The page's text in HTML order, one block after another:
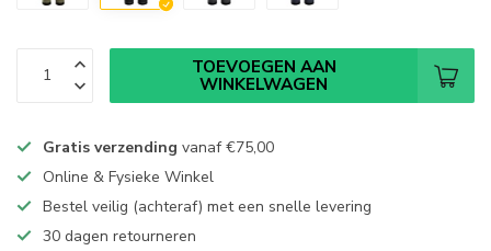
TOEVOEGEN AAN
WINKELWAGEN
Gratis verzending vanaf€75,00
Online & Fysieke Winkel
Bestel veilig (achteraf) met een snelle levering
30 dagen retourneren